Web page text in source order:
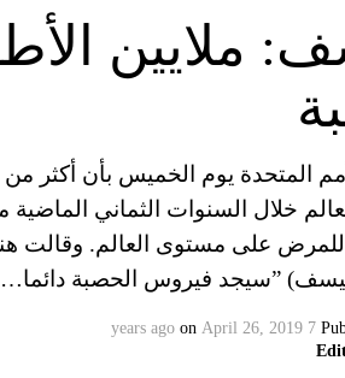
ملايين
خلال السنوات الثماني
على مستوى العالم. وقالت
”سيجد فيروس الحصبة دائما…
7 years ago
on April 26, 2019